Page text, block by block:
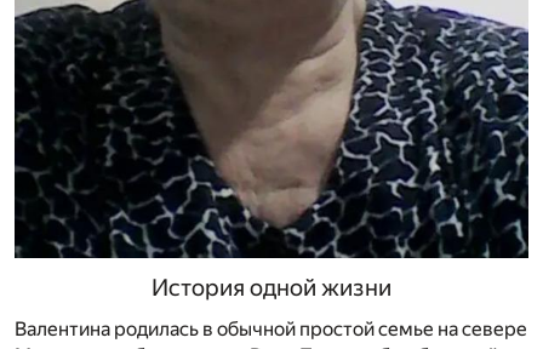
История одной жизни
Валентина родилась в обычной простой семье на севере